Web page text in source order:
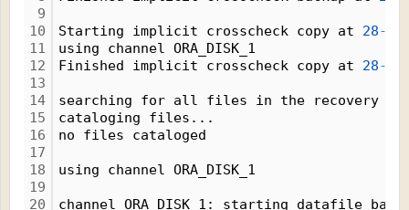
9
10
11
12
13
14
15
16
17
18
19
20
Starting implicit crosscheck copy at 28-
using channel ORA_DISK_1
Finished implicit crosscheck copy at 28-
searching for all files in the recovery
cataloging files...
no files cataloged
using channel ORA_DISK_1
channel ORA_DISK_1: starting datafile